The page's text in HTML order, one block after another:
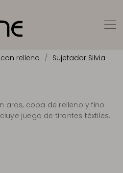
relleno Sujetador Silvia
aros, copa de relleno y fino
juego de tirantes téxtiles.